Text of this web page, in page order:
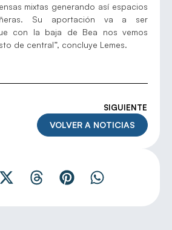
mixtas generando así espacios
Su aportación va a ser
con la baja de Bea nos vemos
de central”, concluye Lemes.
SIGUIENTE
VOLVER A NOTICIAS